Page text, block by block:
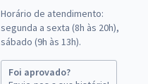
Horário de atendimento:
segunda a sexta (8h às 20h),
sábado (9h às 13h).
Foi aprovado?